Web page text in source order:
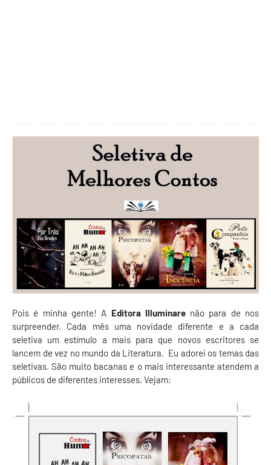
Pois é minha gente! A Editora Illuminarenão para de nos
surpreender. Cada mês uma novidade diferente e a cada
seletiva um estímulo a mais para que novos escritores se
lancem de vez no mundo da Literatura. Eu adorei os temas das
seletivas. São muito bacanas e o mais interessante atendem a
públicos de diferentes interesses. Vejam: